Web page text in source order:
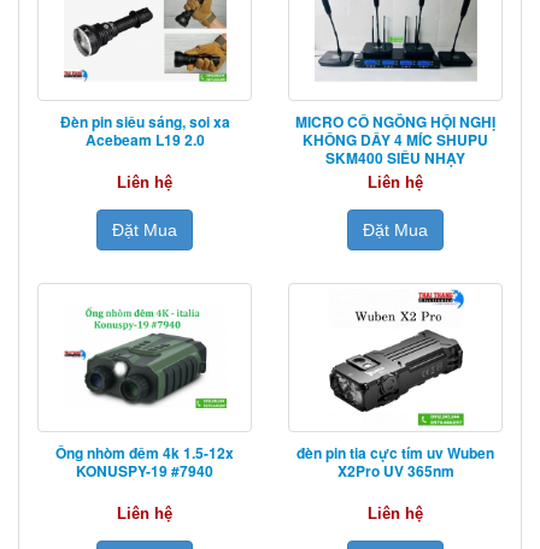
Đèn pin siêu sáng, soi xa
Acebeam L19 2.0
Liên hệ
Đặt Mua
MICRO CỔ NGỖNG HỘI NGHỊ
KHÔNG DÂY 4 MÍC SHUPU
SKM400 SIÊU NHẠY
Liên hệ
Đặt Mua
Ống nhòm đêm 4k 1.5-12x
KONUSPY-19 #7940
Liên hệ
đèn pin tia cực tím uv Wuben
X2Pro UV 365nm
Liên hệ